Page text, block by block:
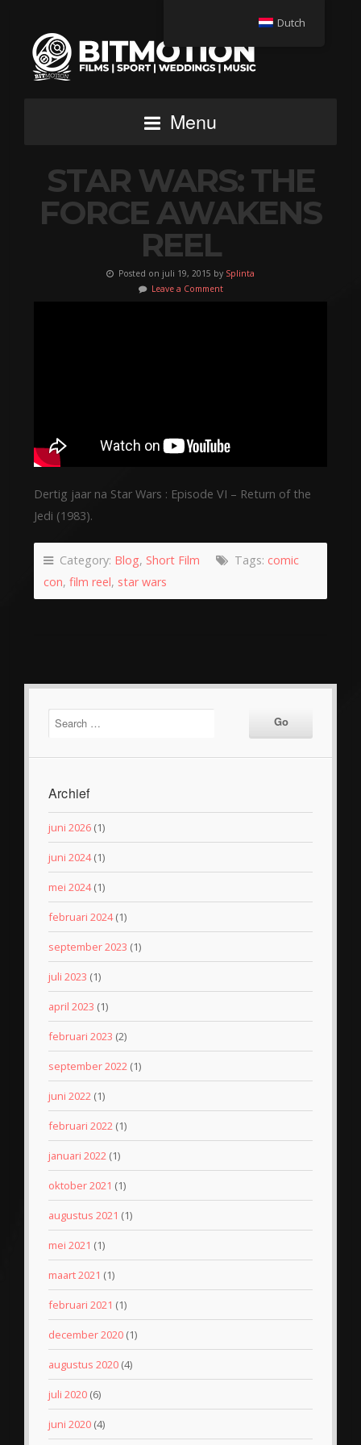
Menu
STAR WARS: THE
FORCE AWAKENS
REEL
Posted on juli 19, 2015 by Splinta
Leave a Comment
Dertig jaar na Star Wars : Episode VI – Return of the
Jedi (1983).
Category: Blog, Short Film Tags: comic
con, film reel, star wars
Archief
juni 2026 (1)
juni 2024(1)
mei 2024(1)
februari 2024(1)
september 2023 (1)
juli 2023 (1)
april 2023 (1)
februari 2023 (2)
september 2022 (1)
juni 2022 (1)
februari 2022 (1)
januari 2022 (1)
oktober 2021 (1)
augustus 2021 (1)
mei 2021 (1)
maart 2021 (1)
februari 2021 (1)
december 2020 (1)
augustus 2020 (4)
juli 2020 (6)
juni 2020 (4)
Dutch